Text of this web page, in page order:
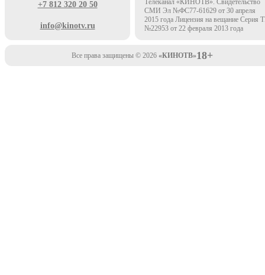
+7 812 320 20 50
info@kinotv.ru
Телеканал «КИНОТВ». Свидетельство
СМИ Эл №ФС77-61629 от 30 апреля
2015 года Лицензия на вещание Серия
№22953 от 22 февраля 2013 года
Все права защищены © 2026 «КИНОТВ»18+